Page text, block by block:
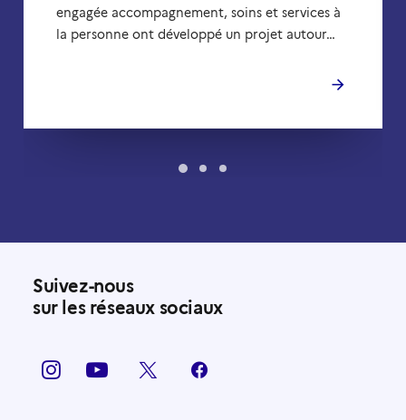
engagée accompagnement, soins et services à
la personne ont développé un projet autour…
Suivez-nous
sur les réseaux sociaux